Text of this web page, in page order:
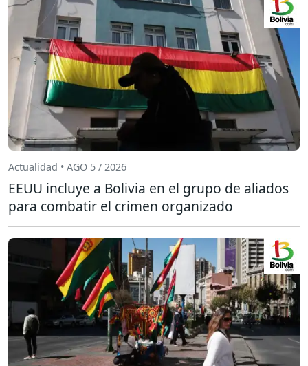
Actualidad • AGO 5 / 2026
EEUU incluye a Bolivia en el grupo de aliados
para combatir el crimen organizado